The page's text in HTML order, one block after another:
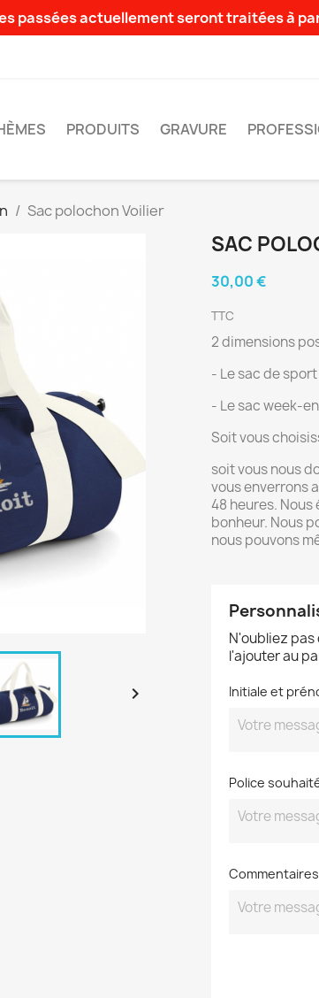
passées actuellement seront traitées à
PRODUITS GRAVURE
Sac polochon Voilier

SAC
30,00 €
TTC
2 dimensions
- Le sac de
- Le sac week-
Soit vous
soit vous nous
vous enverrons
48 heures.
bonheur. Nous
nous pouvons
N'oubliez
l'ajouter au
Initiale et
Police
Commentaires